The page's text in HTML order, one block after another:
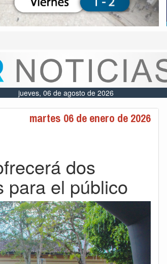
jueves, 06 de agosto de 2026
martes 06 de enero de 2026
dos
para el público